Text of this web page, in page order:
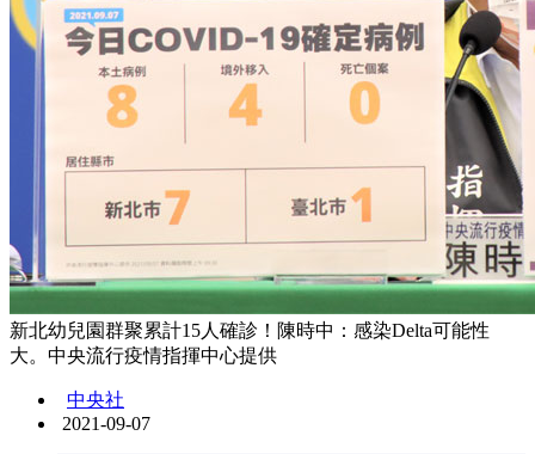
新北幼兒園群聚累計15人確診！陳時中：感染Delta可能性
大。中央流行疫情指揮中心提供
中央社
2021-09-07